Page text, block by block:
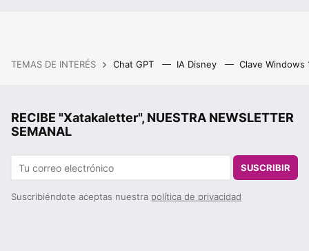
TEMAS DE INTERÉS Chat GPT IA Disney Clave Windows
RECIBE "Xatakaletter", NUESTRA NEWSLETTER
SEMANAL
SUSCRIBIR
Suscribiéndote aceptas nuestra política de privacidad